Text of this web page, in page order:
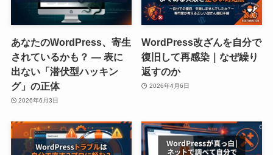
あなたのWordPress、寄生
されているかも？ ― 表に
出ない「潜伏型ハッキン
グ」の正体
2026年6月3日
WordPress改ざんを自分で
復旧して再感染｜なぜ繰り
返すのか
2026年4月6日